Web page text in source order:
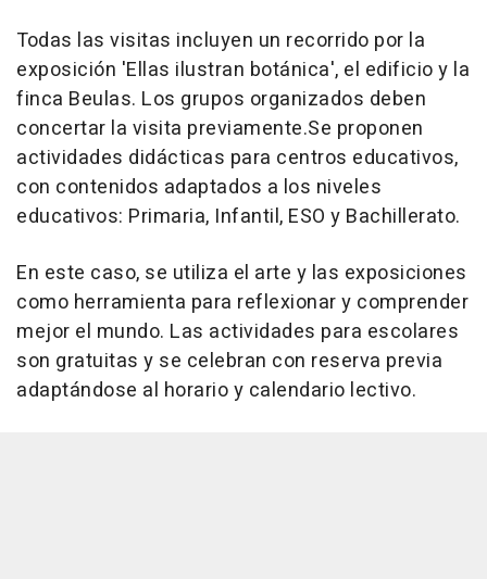
Todas las visitas incluyen un recorrido por la
exposición 'Ellas ilustran botánica', el edificio y la
finca Beulas. Los grupos organizados deben
concertar la visita previamente.Se proponen
actividades didácticas para centros educativos,
con contenidos adaptados a los niveles
educativos: Primaria, Infantil, ESO y Bachillerato.
En este caso, se utiliza el arte y las exposiciones
como herramienta para reflexionar y comprender
mejor el mundo. Las actividades para escolares
son gratuitas y se celebran con reserva previa
adaptándose al horario y calendario lectivo.